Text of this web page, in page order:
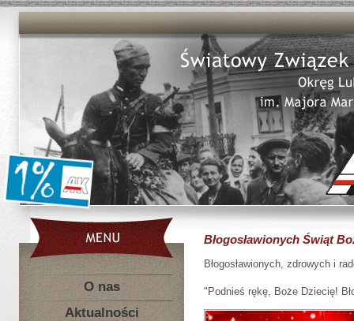
O nas
Aktualności
Błogosławionych Świąt
Błogosławionych, zdrowych i
"Podnieś rękę, Boże Dziecię!